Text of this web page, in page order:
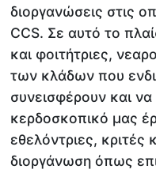
διοργανώσεις στις
CCS. Σε αυτό το
και φοιτήτριες,
των κλάδων που
συνεισφέρουν και
κερδοσκοπικό μας
εθελόντριες, κριτές
διοργάνωση όπως